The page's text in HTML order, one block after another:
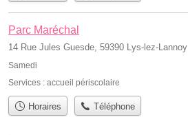
Parc Maréchal
14 Rue Jules Guesde, 59390 Lys-lez-Lannoy
Samedi
Services : accueil périscolaire
Horaires Téléphone